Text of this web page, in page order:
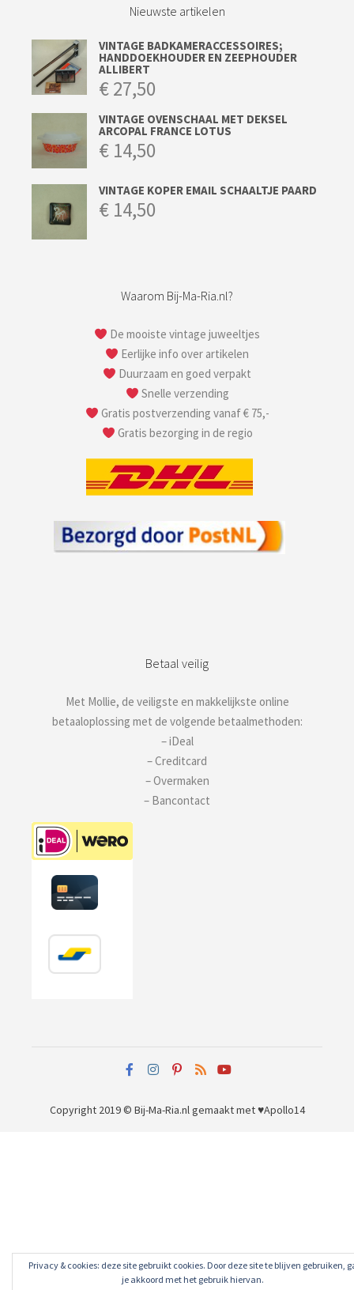
Nieuwste artikelen
VINTAGE BADKAMERACCESSOIRES;
HANDDOEKHOUDER EN ZEEPHOUDER
ALLIBERT
€27,50
VINTAGE OVENSCHAAL MET DEKSEL
ARCOPAL FRANCE LOTUS
€ 14,50
VINTAGE KOPER EMAIL SCHAALTJE PAARD
€ 14,50
Waarom Bij-Ma-Ria.nl?
De mooiste vintage juweeltjes
Eerlijke info over artikelen
Duurzaam en goed verpakt
Snelle verzending
Gratis postverzending vanaf € 75,-
Gratis bezorging in de regio
Betaal veilig
Met Mollie, de veiligste en makkelijkste online
betaaloplossing met de volgende betaalmethoden:
– iDeal
– Creditcard
– Overmaken
– Bancontact
Privacy & cookies: deze site gebruikt cookies. Door deze site te blijven gebruiken,
je akkoord met het gebruik hiervan.
Copyright 2019 © Bij-Ma-Ria.nlgemaakt met ♥Apollo14